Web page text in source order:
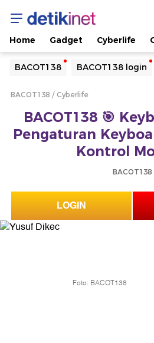
Home Gadget Cyberlife
BACOT138 BACOT138 login
Yang sedang ramai dicari
Loading...
Loading...
BACOT138 Cyberlife
BACOT138 🎯
Pengaturan
Kontrol
BACOT138
LOGIN
Foto: BACOT138